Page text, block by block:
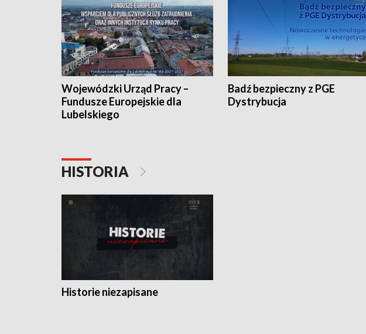
Wojewódzki Urząd Pracy –
Fundusze Europejskie dla
Lubelskiego
Badź bezpieczny z PGE
Dystrybucja
HISTORIA
Historie niezapisane